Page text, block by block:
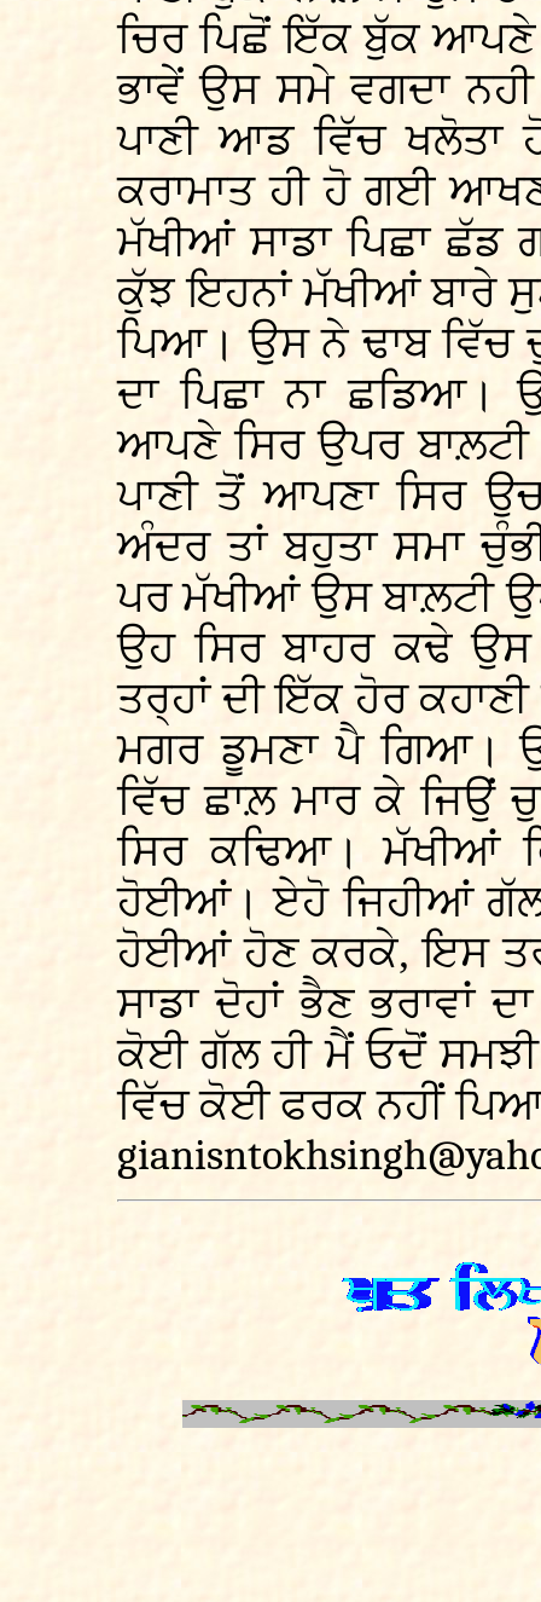
ਚਿਰ ਪਿਛੋਂ ਇੱਕ ਬੁੱਕ ਆਪਣੇ
ਭਾਵੇਂ ਉਸ ਸਮੇ ਵਗਦਾ
ਪਾਣੀ ਆਡ ਵਿੱਚ
ਕਰਾਮਾਤ ਹੀ ਹੋ ਗਈ
ਮੱਖੀਆਂ ਸਾਡਾ ਪਿਛਾ
ਕੁੱਝ ਇਹਨਾਂ ਮੱਖੀਆਂ ਬਾਰੇ
ਪਿਆ। ਉਸ ਨੇ ਢਾਬ ਵਿੱਚ
ਦਾ ਪਿਛਾ ਨਾ
ਆਪਣੇ ਸਿਰ ਉਪਰ ਬਾਲ਼ਟੀ
ਪਾਣੀ ਤੋਂ ਆਪਣਾ ਸਿਰ
ਅੰਦਰ ਤਾਂ ਬਹੁਤਾ ਸਮਾ
ਪਰ ਮੱਖੀਆਂ ਉਸ ਬਾਲ਼ਟੀ
ਉਹ ਸਿਰ ਬਾਹਰ ਕਢੇ
ਤਰ੍ਹਾਂ ਦੀ ਇੱਕ ਹੋਰ
ਮਗਰ ਡੂਮਣਾ ਪੈ ਗਿਆ।
ਵਿੱਚ ਛਾਲ਼ ਮਾਰ ਕੇ ਜਿਉਂ
ਸਿਰ ਕਢਿਆ। ਮੱਖੀਆਂ
ਹੋਈਆਂ। ਏਹੋ ਜਿਹੀਆਂ
ਹੋਈਆਂ ਹੋਣ ਕਰਕੇ, ਇਸ
ਸਾਡਾ ਦੋਹਾਂ ਭੈਣ ਭਰਾਵਾਂ
ਕੋਈ ਗੱਲ ਹੀ ਮੈਂ ਓਦੋਂ
ਵਿੱਚ ਕੋਈ ਫਰਕ ਨਹੀਂ